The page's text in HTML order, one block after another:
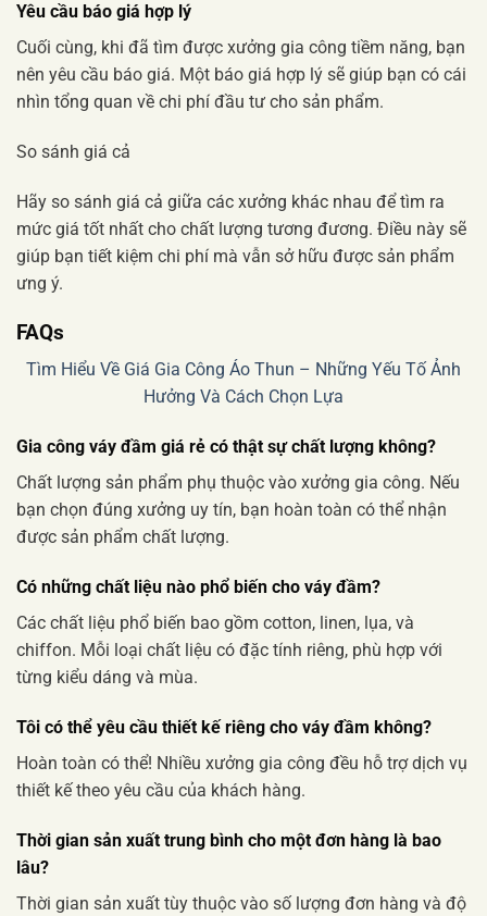
Yêu cầu báo giá hợp lý
Cuối cùng, khi đã tìm được xưởng gia công tiềm năng, bạn
nên yêu cầu báo giá. Một báo giá hợp lý sẽ giúp bạn có cái
nhìn tổng quan về chi phí đầu tư cho sản phẩm.
So sánh giá cả
Hãy so sánh giá cả giữa các xưởng khác nhau để tìm ra
mức giá tốt nhất cho chất lượng tương đương. Điều này sẽ
giúp bạn tiết kiệm chi phí mà vẫn sở hữu được sản phẩm
ưng ý.
FAQs
Tìm Hiểu Về Giá Gia Công Áo Thun – Những Yếu Tố Ảnh
Hưởng Và Cách Chọn Lựa
Gia công váy đầm giá rẻ có thật sự chất lượng không?
Chất lượng sản phẩm phụ thuộc vào xưởng gia công. Nếu
bạn chọn đúng xưởng uy tín, bạn hoàn toàn có thể nhận
được sản phẩm chất lượng.
Có những chất liệu nào phổ biến cho váy đầm?
Các chất liệu phổ biến bao gồm cotton, linen, lụa, và
chiffon. Mỗi loại chất liệu có đặc tính riêng, phù hợp với
từng kiểu dáng và mùa.
Tôi có thể yêu cầu thiết kế riêng cho váy đầm không?
Hoàn toàn có thể! Nhiều xưởng gia công đều hỗ trợ dịch vụ
thiết kế theo yêu cầu của khách hàng.
Thời gian sản xuất trung bình cho một đơn hàng là bao
lâu?
Thời gian sản xuất tùy thuộc vào số lượng đơn hàng và độ